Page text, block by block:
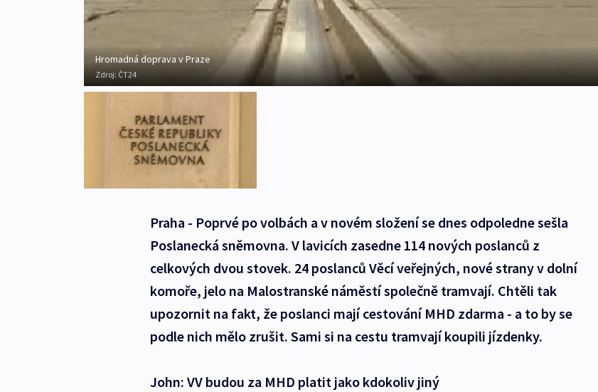
Hromadná doprava v Praze
Zdroj: ČT24
Praha - Poprvé po volbách a v novém složení se dnes odpoledne sešla
Poslanecká sněmovna. V lavicích zasedne 114 nových poslanců z
celkových dvou stovek. 24 poslanců Věcí veřejných, nové strany v dolní
komoře, jelo na Malostranské náměstí společně tramvají. Chtěli tak
upozornit na fakt, že poslanci mají cestování MHD zdarma - a to by se
podle nich mělo zrušit. Sami si na cestu tramvají koupili jízdenky.
John: VV budou za MHD platit jako kdokoliv jiný